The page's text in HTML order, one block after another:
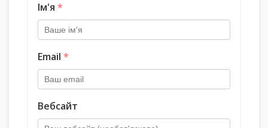
Ім'я *
Email *
Вебсайт